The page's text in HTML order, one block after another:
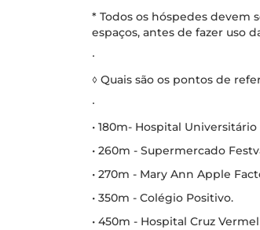
* Todos os hóspedes devem
espaços, antes de fazer uso
∙
◊ Quais são os pontos de
∙
• 180m- Hospital
• 260m - Supermercado
• 270m - Mary Ann Apple
• 350m - Colégio Positivo.
• 450m - Hospital Cruz